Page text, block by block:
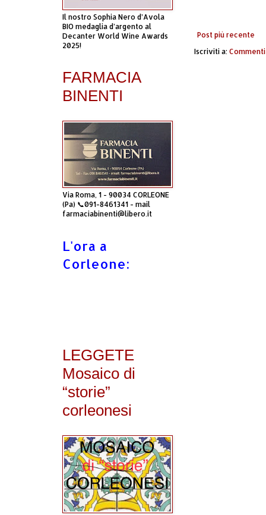
Post più recente
Iscriviti a:
Il nostro Sophia Nero d’Avola
BIO medaglia d’argento al
Decanter World Wine Awards
2025!
FARMACIA
BINENTI
Via Roma, 1 - 90034 CORLEONE
(Pa) 📞091-8461341 - mail
farmaciabinenti@libero.it
L'ora a
Corleone:
LEGGETE
Mosaico di
“storie”
corleonesi